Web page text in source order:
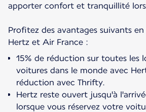
apporter confort et tranquillité lors
Profitez des avantages suivants
15% de réduction sur toutes les
voitures dans le monde avec
réduction avec Thrifty.
Hertz reste ouvert jusqu'à
lorsque vous réservez votre